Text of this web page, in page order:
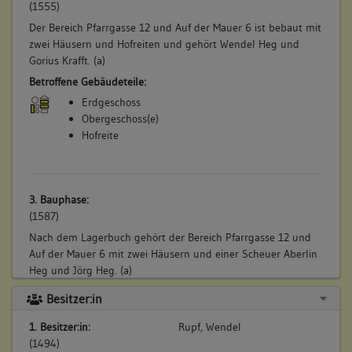
(1555)
Der Bereich Pfarrgasse 12 und Auf der Mauer 6 ist bebaut mit
zwei Häusern und Hofreiten und gehört Wendel Heg und
Gorius Krafft. (a)
Betroffene Gebäudeteile:
Erdgeschoss
Obergeschoss(e)
Hofreite
3. Bauphase:
(1587)
Nach dem Lagerbuch gehört der Bereich Pfarrgasse 12 und
Auf der Mauer 6 mit zwei Häusern und einer Scheuer Aberlin
Heg und Jörg Heg. (a)
Betroffene Gebäudeteile:
Obergeschoss(e)
Besitzer:in
1. Besitzer:in:
(1494)
Rupf, Wendel